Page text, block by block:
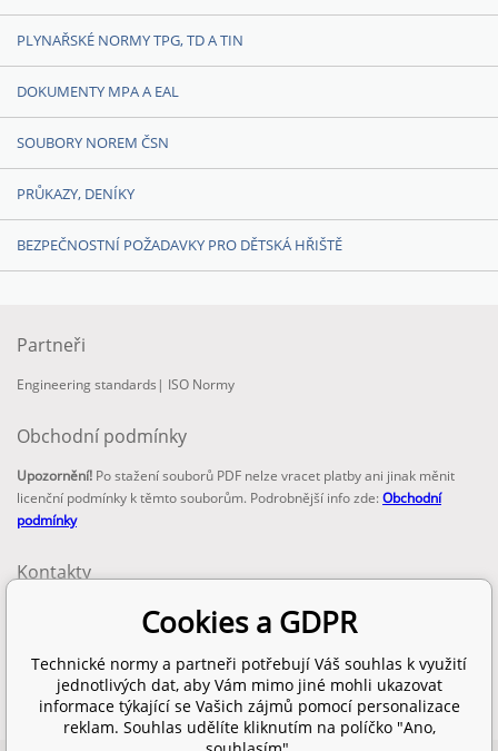
PLYNAŘSKÉ NORMY TPG, TD A TIN
DOKUMENTY MPA A EAL
SOUBORY NOREM ČSN
PRŮKAZY, DENÍKY
BEZPEČNOSTNÍ POŽADAVKY PRO DĚTSKÁ HŘIŠTĚ
Partneři
Engineering standards | ISO Normy
Obchodní podmínky
Upozornění! Po stažení souborů PDF nelze vracet platby ani jinak měnit
licenční podmínky k těmto souborům. Podrobnější info zde:Obchodní
podmínky
Kontakty
info@technickenormy.cz
obchod@technickenormy.cz
Telefon:
+420 377 387 684
Cookies a GDPR
Technické normy a partneři potřebují Váš souhlas k využití
jednotlivých dat, aby Vám mimo jiné mohli ukazovat
informace týkající se Vašich zájmů pomocí personalizace
reklam. Souhlas udělíte kliknutím na políčko "Ano,